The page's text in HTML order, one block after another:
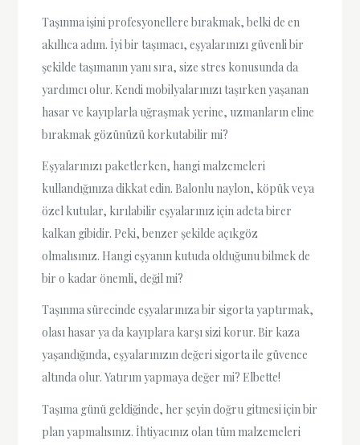
Taşınma işini profesyonellere bırakmak, belki de en
akıllıca adım. İyi bir taşımacı, eşyalarınızı güvenli bir
şekilde taşımanın yanı sıra, size stres konusunda da
yardımcı olur. Kendi mobilyalarınızı taşırken yaşanan
hasar ve kayıplarla uğraşmak yerine, uzmanların eline
bırakmak gözünüzü korkutabilir mi?
Eşyalarınızı paketlerken, hangi malzemeleri
kullandığınıza dikkat edin. Balonlu naylon, köpük veya
özel kutular, kırılabilir eşyalarınız için adeta birer
kalkan gibidir. Peki, benzer şekilde açıkgöz
olmalısınız. Hangi eşyanın kutuda olduğunu bilmek de
bir o kadar önemli, değil mi?
Taşınma sürecinde eşyalarınıza bir sigorta yaptırmak,
olası hasar ya da kayıplara karşı sizi korur. Bir kaza
yaşandığında, eşyalarınızın değeri sigorta ile güvence
altında olur. Yatırım yapmaya değer mi? Elbette!
Taşıma günü geldiğinde, her şeyin doğru gitmesi için bir
plan yapmalısınız. İhtiyacınız olan tüm malzemeleri